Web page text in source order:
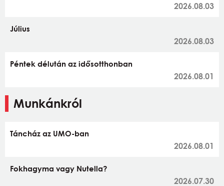
2026.08.03
Július
2026.08.03
Péntek délután az idősotthonban
2026.08.01
Munkánkról
Táncház az UMO-ban
2026.08.01
Fokhagyma vagy Nutella?
2026.07.30